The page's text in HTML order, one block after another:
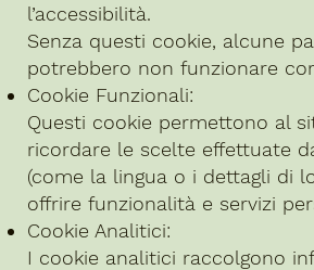
l’accessibilità.
Senza questi cookie, alcune
potrebbero non funzionare
Cookie Funzionali:
Questi cookie permettono al
ricordare le scelte effettuate
(come la lingua o i dettagli di
offrire funzionalità e servizi
Cookie Analitici:
I cookie analitici raccolgono